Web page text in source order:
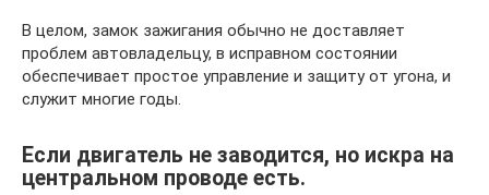
В целом, замок зажигания обычно не доставляет
проблем автовладельцу, в исправном состоянии
обеспечивает простое управление и защиту от угона, и
служит многие годы.
Если двигатель не заводится, но искра на
центральном проводе есть.